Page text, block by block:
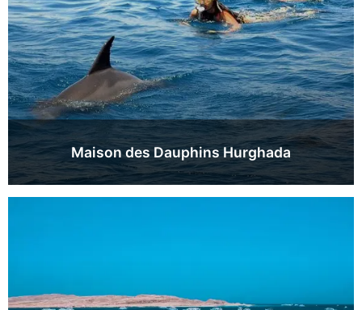
Maison des Dauphins Hurghada